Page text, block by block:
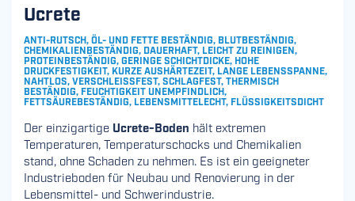
Ucrete
ANTI-RUTSCH, ÖL- UND FETTE BESTÄNDIG, BLUTBESTÄNDIG,
CHEMIKALIENBESTÄNDIG, DAUERHAFT, LEICHT ZU REINIGEN,
PROTEINBESTÄNDIG, GERINGE SCHICHTDICKE, HOHE
DRUCKFESTIGKEIT, KURZE AUSHÄRTEZEIT, LANGE LEBENSSPANNE,
NAHTLOS, VERSCHLEISSFEST, SCHLAGFEST, THERMISCH B
ESTÄNDIG, FEUCHTIGKEIT UNEMPFINDLICH, F
ETTSÄUREBESTÄNDIG, LEBENSMITTELECHT, FLÜSSIGKEITSDICHT
Der einzigartige Ucrete-Boden hält extremen
Temperaturen, Temperaturschocks und Chemikalien
stand, ohne Schaden zu nehmen. Es ist ein geeigneter
Industrieboden für Neubau und Renovierung in der
Lebensmittel- und Schwerindustrie.